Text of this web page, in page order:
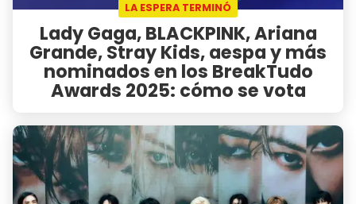
LA ESPERA TERMINÓ
Lady Gaga, BLACKPINK, Ariana
Grande, Stray Kids, aespa y más
nominados en los BreakTudo
Awards 2025: cómo se vota